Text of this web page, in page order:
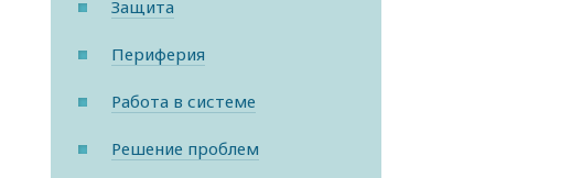
Защита
Периферия
Работа в системе
Решение проблем